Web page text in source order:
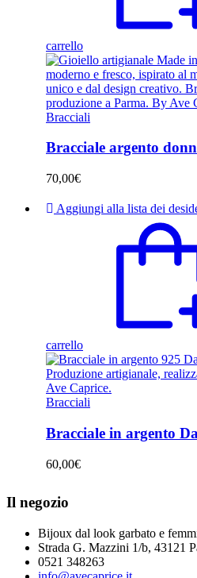
carrello
Bracciali
Bracciale argento
70,00€
Aggiungi alla lista dei
carrello
Bracciali
Bracciale in argento
60,00€
Il negozio
Bijoux dal look garbato e
Strada G. Mazzini 1/b, 43121
0521 348263